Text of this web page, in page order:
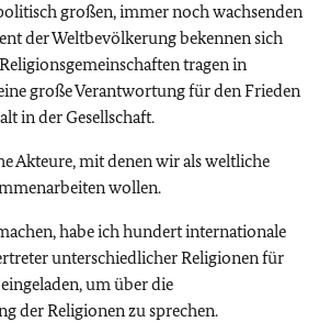
großen, immer noch wachsenden
der Weltbevölkerung bekennen sich
tragen in
große Verantwortung für den Frieden
in der Gesellschaft.
Akteure, mit denen wir als weltliche
wollen.
habe ich hundert internationale
unterschiedlicher Religionen für
um über die
der Religionen zu sprechen.